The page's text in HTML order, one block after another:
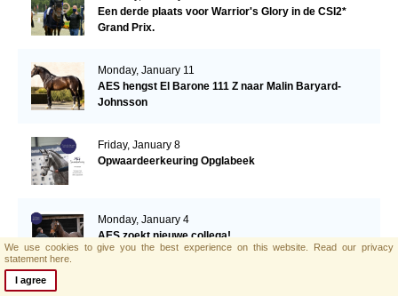
Een derde plaats voor Warrior's Glory in de CSI2*
Grand Prix.
Monday, January 11
AES hengst El Barone 111 Z naar Malin Baryard-
Johnsson
Friday, January 8
Opwaardeerkeuring Opglabeek
Monday, January 4
AES zoekt nieuwe collega!
We use cookies to give you the best experience on this website. Read our privacy
statement here.
I agree